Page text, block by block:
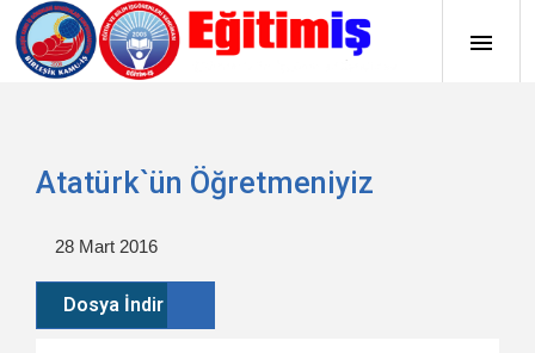
Atatürk`ün Öğretmeniyiz
28 Mart 2016
Dosya İndir